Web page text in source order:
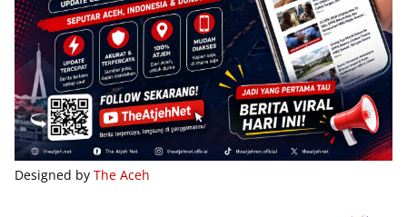
Designed by The Aceh